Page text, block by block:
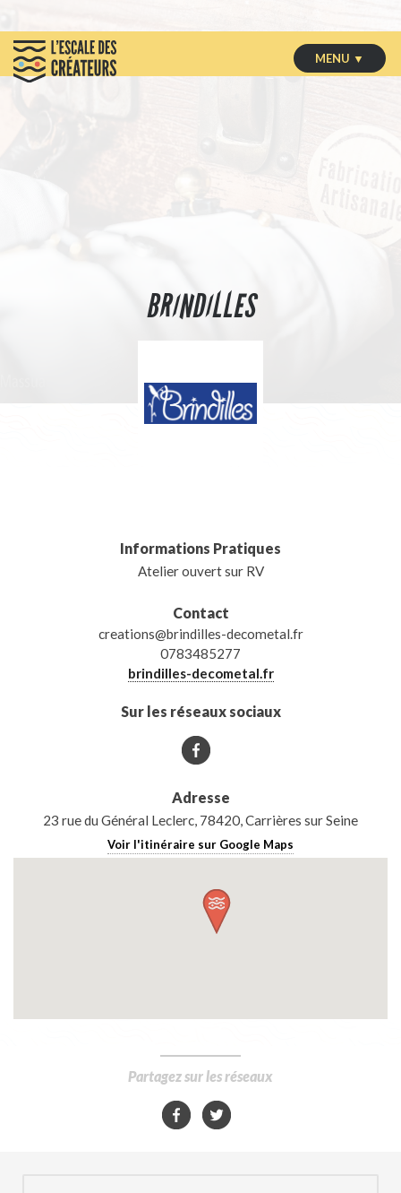
MENU ▼
BRINDILLES
Informations Pratiques
Atelier ouvert sur RV
Contact
creations@brindilles-decometal.fr
0783485277
brindilles-decometal.fr
Sur les réseaux sociaux
Adresse
23 rue du Général Leclerc, 78420, Carrières sur Seine
Voir l'itinéraire sur Google Maps
Partagez sur les réseaux